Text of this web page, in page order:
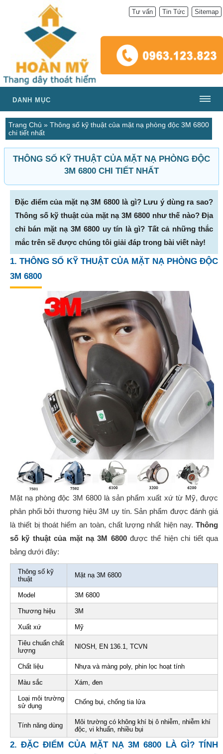
Tư vấn Tin Tức Sitemap
DANH MỤC
Trang Chủ » Thông số kỹ thuật của mặt nạ phòng độc 3M 6800
chi tiết nhất
THÔNG SỐ KỸ THUẬT CỦA MẶT NẠ PHÒNG ĐỘC
3M 6800 CHI TIẾT NHẤT
Đặc điểm của mặt nạ 3M 6800 là gì? Lưu ý dùng ra sao?
Thông số kỹ thuật của mặt nạ 3M 6800 như thế nào? Địa
chỉ bán mặt nạ 3M 6800 uy tín là gì? Tất cả những thắc
mắc trên sẽ được chúng tôi giải đáp trong bài viết này!
1. THÔNG SỐ KỸ THUẬT CỦA MẶT NẠ PHÒNG ĐỘC
3M 6800
Mặt nạ phòng độc 3M 6800 là sản phẩm xuất xứ từ Mỹ, được
phân phối bởi thương hiệu 3M uy tín. Sản phẩm được đánh giá
là thiết bị thoát hiểm an toàn, chất lượng nhất hiện nay. Thông
số kỹ thuật của mặt nạ 3M 6800được thể hiện chi tiết qua
bảng dưới đây:
Thông số kỹ
thuật
Mặt nạ 3M 6800
Model 3M 6800
Thương hiệu 3M
Xuất xứ Mỹ
Tiêu chuẩn chất
lượng
NIOSH, EN 136.1, TCVN
Chất liệu Nhựa và màng poly, phin lọc hoạt tính
Màu sắc Xám, đen
Loại môi trường
sử dụng
Chống bụi, chống tia lửa
Tính năng dùng
Môi trường có không khí bị ô nhiễm, nhiễm khí
độc, vi khuẩn, nhiều bụi
2. ĐẶC ĐIỂM CỦA MẶT NẠ 3M 6800 LÀ GÌ? TÍNH